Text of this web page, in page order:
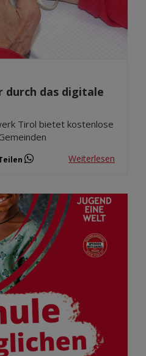
durch das digitale
Tirol bietet kostenlose
Weiterlesen